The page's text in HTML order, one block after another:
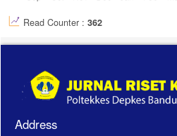
Read Counter : 362
Address